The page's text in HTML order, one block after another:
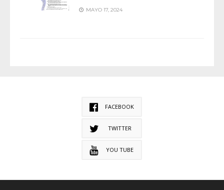
MAYO 17, 2024
FACEBOOK
TWITTER
YOU TUBE